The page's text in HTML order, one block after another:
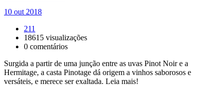
10 out 2018
211
18615 visualizações
0 comentários
Surgida a partir de uma junção entre as uvas Pinot Noir e a
Hermitage, a casta Pinotage dá origem a vinhos saborosos e
versáteis, e merece ser exaltada. Leia mais!